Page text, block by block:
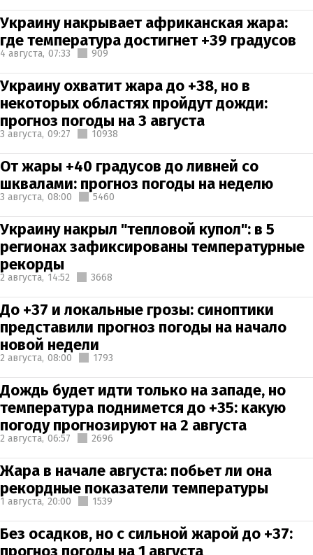
Украину накрывает африканская жара:
где температура достигнет +39 градусов
4 августа, 07:33 909
Украину охватит жара до +38, но в
некоторых областях пройдут дожди:
прогноз погоды на 3 августа
3 августа, 09:27 10938
От жары +40 градусов до ливней со
шквалами: прогноз погоды на неделю
3 августа, 08:00 5460
Украину накрыл "тепловой купол": в 5
регионах зафиксированы температурные
рекорды
2 августа, 14:52 3668
До +37 и локальные грозы: синоптики
представили прогноз погоды на начало
новой недели
2 августа, 08:00 1793
Дождь будет идти только на западе, но
температура поднимется до +35: какую
погоду прогнозируют на 2 августа
2 августа, 06:57 2696
Жара в начале августа: побьет ли она
рекордные показатели температуры
1 августа, 20:00 1539
Без осадков, но с сильной жарой до +37:
прогноз погоды на 1 августа